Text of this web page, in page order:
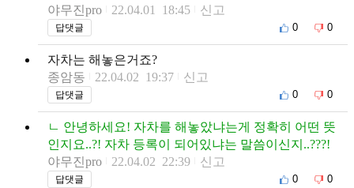
야무진pro
22.04.01 18:45 신고
답댓글 0 0
자차는 해놓은거죠?
종암동
22.04.02 19:37 신고
답댓글 0 0
ㄴ 안녕하세요! 자차를 해놓았냐는게 정확히 어떤 뜻
인지요..?! 자차 등록이 되어있냐는 말씀이신지..???!
야무진pro
22.04.02 22:39 신고
답댓글 0 0